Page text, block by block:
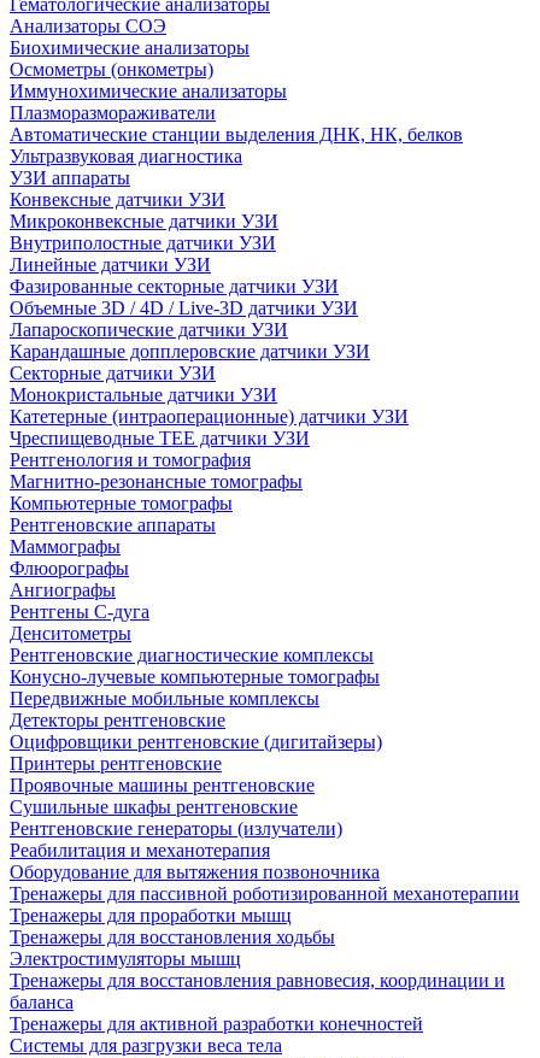
Гематологические анализаторы
Анализаторы СОЭ
Биохимические анализаторы
Осмометры (онкометры)
Иммунохимические анализаторы
Плазморазмораживатели
Автоматические станции выделения ДНК, НК, белков
Ультразвуковая диагностика
УЗИ аппараты
Конвексные датчики УЗИ
Микроконвексные датчики УЗИ
Внутриполостные датчики УЗИ
Линейные датчики УЗИ
Фазированные секторные датчики УЗИ
Объемные 3D / 4D / Live-3D датчики УЗИ
Лапароскопические датчики УЗИ
Карандашные допплеровские датчики УЗИ
Секторные датчики УЗИ
Монокристальные датчики УЗИ
Катетерные (интраоперационные) датчики УЗИ
Чреспищеводные TEE датчики УЗИ
Рентгенология и томография
Магнитно-резонансные томографы
Компьютерные томографы
Рентгеновские аппараты
Маммографы
Флюорографы
Ангиографы
Рентгены С-дуга
Денситометры
Рентгеновские диагностические комплексы
Конусно-лучевые компьютерные томографы
Передвижные мобильные комплексы
Детекторы рентгеновские
Оцифровщики рентгеновские (дигитайзеры)
Принтеры рентгеновские
Проявочные машины рентгеновские
Сушильные шкафы рентгеновские
Рентгеновские генераторы (излучатели)
Реабилитация и механотерапия
Оборудование для вытяжения позвоночника
Тренажеры для пассивной роботизированной механотерапии
Тренажеры для проработки мышц
Тренажеры для восстановления ходьбы
Электростимуляторы мышц
Тренажеры для восстановления равновесия, координации и
баланса
Тренажеры для активной разработки конечностей
Системы для разгрузки веса тела